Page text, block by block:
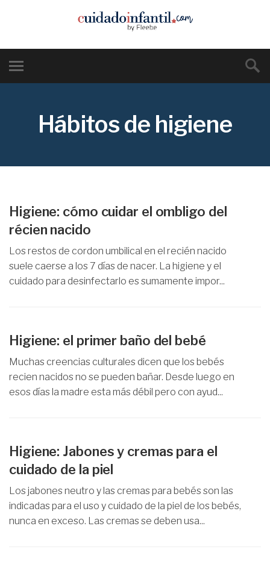
Hábitos de higiene
Higiene: cómo cuidar el ombligo del
récien nacido
Los restos de cordon umbilical en el recién nacido
suele caerse a los 7 días de nacer. La higiene y el
cuidado para desinfectarlo es sumamente impor...
Higiene: el primer baño del bebé
Muchas creencias culturales dicen que los bebés
recien nacidos no se pueden bañar. Desde luego en
esos días la madre esta más débil pero con ayud...
Higiene: Jabones y cremas para el
cuidado de la piel
Los jabones neutro y las cremas para bebés son las
indicadas para el uso y cuidado de la piel de los bebés,
nunca en exceso. Las cremas se deben usa...